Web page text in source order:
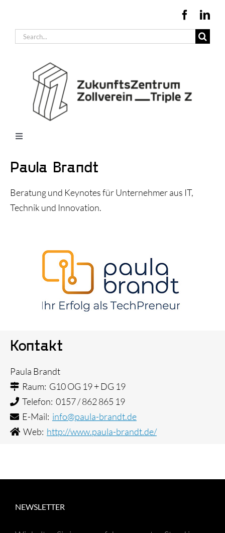
springen
Suche
Toggle
Konferenzräume
Infrastruktur + Beratung
Über uns
Paula Brandt
Beratung und Keynotes für Unternehmer aus IT,
Technik und Innovation.
Kontakt
Paula Brandt
Raum: G10 OG 19 + DG 19
Telefon: 0157 / 862 865 19
E-Mail: info@paula-brandt.de
Web: http://www.paula-brandt.de/
NEWSLETTER